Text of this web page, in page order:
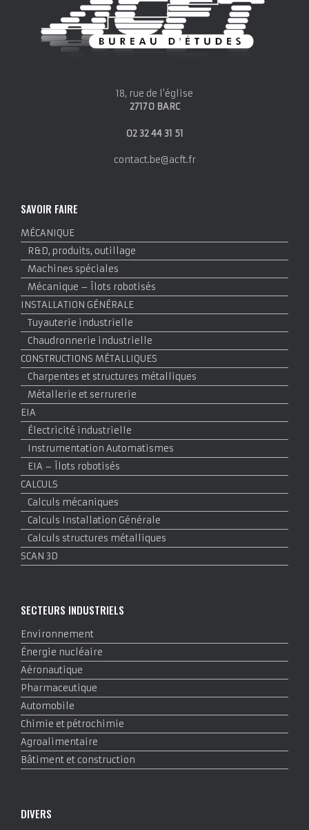
18, rue de l'église
27170 BARC
02 32 44 31 51
contact.be@acft.fr
SAVOIR FAIRE
MÉCANIQUE
R&D, produits, outillage
Machines spéciales
Mécanique – Îlots robotisés
INSTALLATION GÉNÉRALE
Tuyauterie industrielle
Chaudronnerie industrielle
CONSTRUCTIONS MÉTALLIQUES
Charpentes et structures métalliques
Métallerie et serrurerie
EIA
Électricité industrielle
Instrumentation Automatismes
EIA – Îlots robotisés
CALCULS
Calculs mécaniques
Calculs Installation Générale
Calculs structures métalliques
SCAN 3D
SECTEURS INDUSTRIELS
Environnement
Énergie nucléaire
Aéronautique
Pharmaceutique
Automobile
Chimie et pétrochimie
Agroalimentaire
Bâtiment et construction
DIVERS